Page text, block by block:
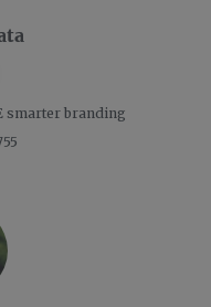
smarter branding